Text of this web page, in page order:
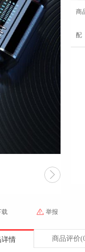

 举报
载
商
详情 商品评价